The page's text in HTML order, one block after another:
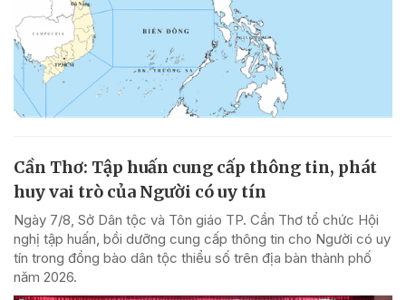
Cần Thơ: Tập huấn cung cấp thông tin, phát
huy vai trò của Người có uy tín
Ngày 7/8, Sở Dân tộc và Tôn giáo TP. Cần Thơ tổ chức Hội
nghị tập huấn, bồi dưỡng cung cấp thông tin cho Người có uy
tín trong đồng bào dân tộc thiểu số trên địa bàn thành phố
năm 2026.